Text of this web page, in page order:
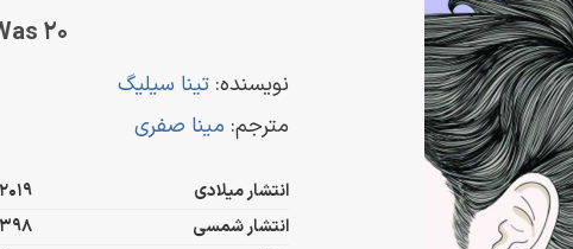
20
نویسنده: تینا سیلیگ
مترجم: مینا صفری
انتشار میلادی
2019
انتشار شمسی